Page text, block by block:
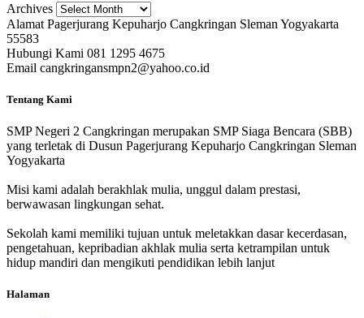
Archives
Alamat Pagerjurang Kepuharjo Cangkringan Sleman Yogyakarta
55583
Hubungi Kami 081 1295 4675
Email cangkringansmpn2@yahoo.co.id
Tentang Kami
SMP Negeri 2 Cangkringan merupakan SMP Siaga Bencara (SBB)
yang terletak di Dusun Pagerjurang Kepuharjo Cangkringan Sleman
Yogyakarta
Misi kami adalah berakhlak mulia, unggul dalam prestasi,
berwawasan lingkungan sehat.
Sekolah kami memiliki tujuan untuk meletakkan dasar kecerdasan,
pengetahuan, kepribadian akhlak mulia serta ketrampilan untuk
hidup mandiri dan mengikuti pendidikan lebih lanjut
Halaman